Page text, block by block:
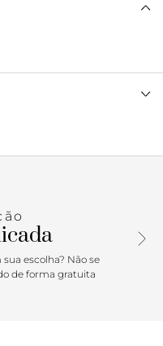
na ponta. Traz tiras
pé, nas cores dourado
com barbicachos nas
escolha? Não se
de forma gratuita